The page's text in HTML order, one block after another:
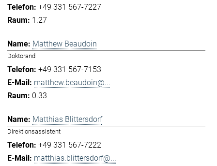
+49 331 567-7227
1.27
Matthew Beaudoin
Doktorand
+49 331 567-7153
matthew.beaudoin@...
0.33
Matthias Blittersdorf
Direktionsassistent
+49 331 567-7222
matthias.blittersdorf@...